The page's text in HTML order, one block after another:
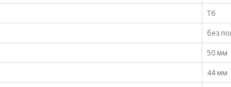
Т6
без
50 мм
44 мм